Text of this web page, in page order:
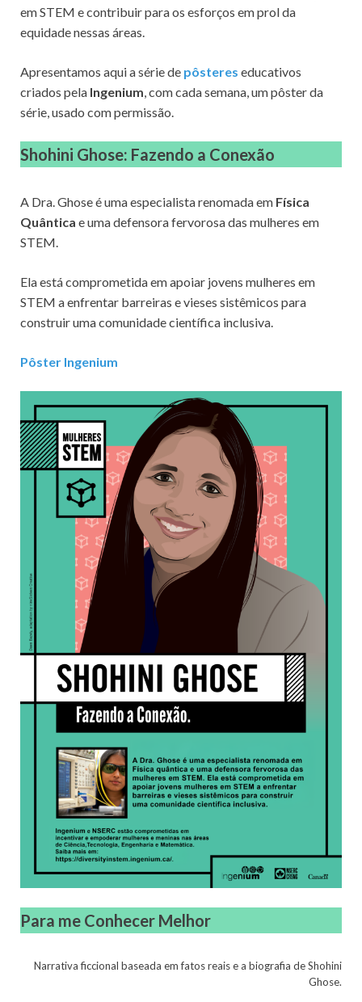
em STEM e contribuir para os esforços em prol da
equidade nessas áreas.
Apresentamos aqui a série de pôsteres educativos
criados pela Ingenium, com cada semana, um pôster da
série, usado com permissão.
Shohini Ghose: Fazendo a Conexão
A Dra. Ghose é uma especialista renomada em Física
Quântica e uma defensora fervorosa das mulheres em
STEM.
Ela está comprometida em apoiar jovens mulheres em
STEM a enfrentar barreiras e vieses sistêmicos para
construir uma comunidade científica inclusiva.
Pôster Ingenium
Para me Conhecer Melhor
Narrativa ficcional baseada em fatos reais e a biografia de Shohini
Ghose.